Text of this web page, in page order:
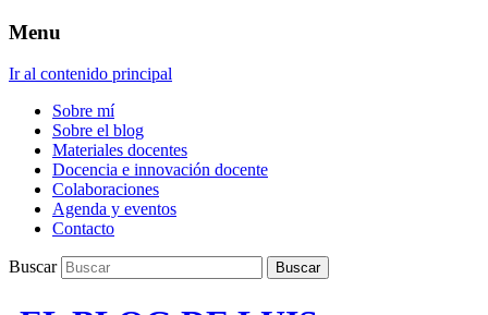
Menu
Ir al contenido principal
Sobre mí
Sobre el blog
Materiales docentes
Docencia e innovación docente
Colaboraciones
Agenda y eventos
Contacto
Buscar